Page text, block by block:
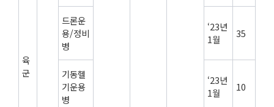
육
군
드론운
용/정비
병
‘23년
1월
35
기동헬
기운용
병
‘23년
1월
10